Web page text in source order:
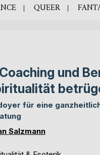
QUEER
und
für eine
Salzmann